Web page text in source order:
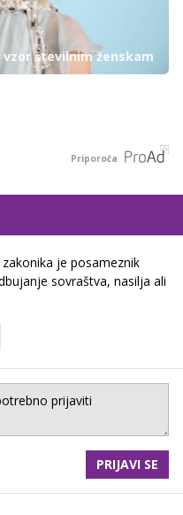
številnim ženskam
Priporoča
je posameznik
sovraštva, nasilja ali
PRIJAVI SE